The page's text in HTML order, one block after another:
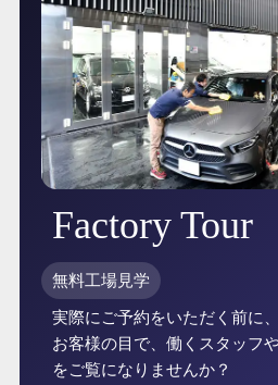
Factory Tour
無料工場見学
実際にご予約をいただく前に、
お客様の目で、働くスタッフ
をご覧になりませんか？